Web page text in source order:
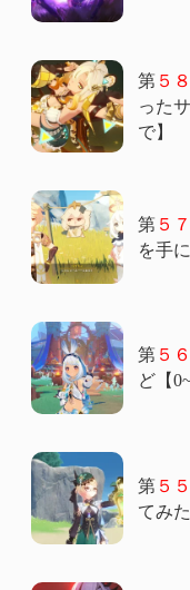
第５８
った
で】
第５７
を手
第５６
ど【
第５５
てみ